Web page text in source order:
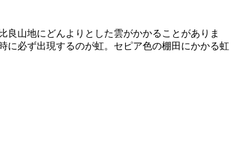
山地にどんよりとした雲がかかることがありま
に必ず出現するのが虹。セピア色の棚田にかかる虹